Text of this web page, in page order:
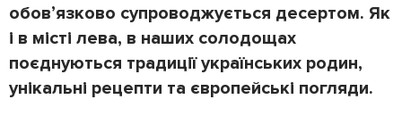
обовʼязково супроводжується десертом. Як
і в місті лева, в наших солодощах
поєднуються традиції українських родин,
унікальні рецепти та європейські погляди.